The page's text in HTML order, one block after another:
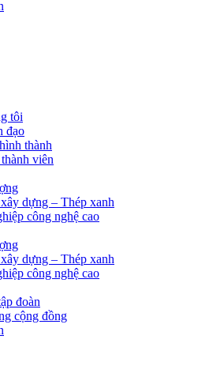
tôi
đạo
thành
viên
dựng – Thép xanh
công nghệ cao
dựng – Thép xanh
công nghệ cao
đoàn
cộng đồng